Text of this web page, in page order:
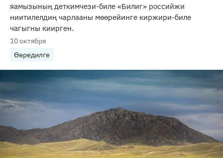
яамызының деткимчези-биле «Билиг» российжи
ниитилелдиң чарлааны мөөрейинге киржири-биле
чагыгны киирген.
10 октября
Өөредилге